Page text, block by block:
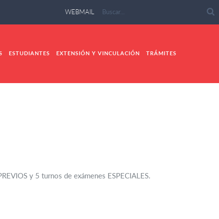
WEBMAIL
ESTUDIANTES EXTENSIÓN Y VINCULACIÓN TRÁMITES
y 5 turnos de exámenes ESPECIALES.